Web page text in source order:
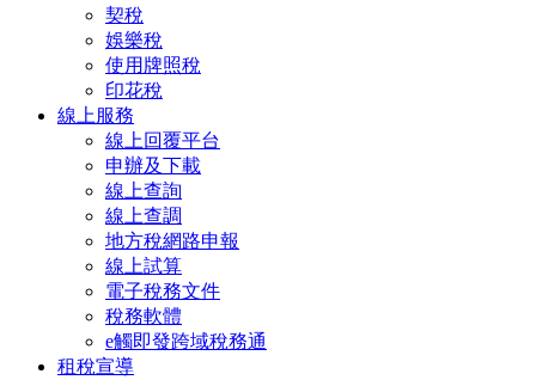
契稅
娛樂稅
使用牌照稅
印花稅
線上服務
線上回覆平台
申辦及下載
線上查詢
線上查調
地方稅網路申報
線上試算
電子稅務文件
稅務軟體
e觸即發跨域稅務通
租稅宣導